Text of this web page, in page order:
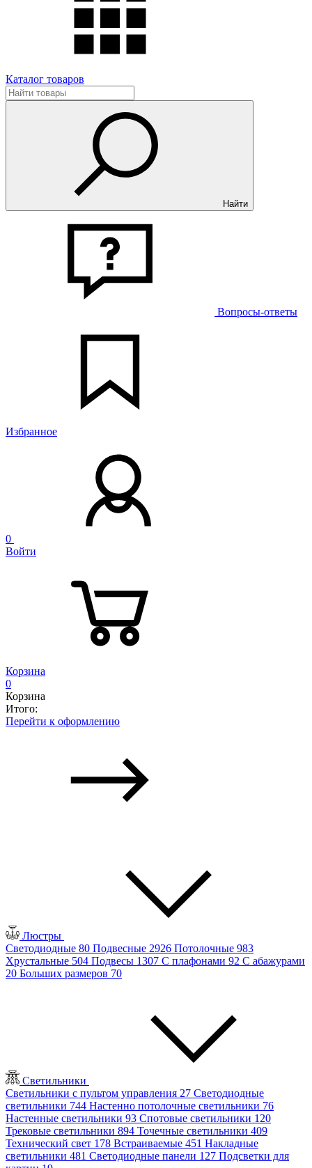
Каталог товаров
Найти
Вопросы-ответы
Избранное
0
Войти
Корзина
0
Корзина
Итого:
Перейти к оформлению
Люстры
Светодиодные 80 Подвесные 2926 Потолочные 983
Хрустальные 504 Подвесы 1307 С плафонами 92 С абажурами
20 Больших размеров 70
Светильники
Светильники с пультом управления 27 Светодиодные
светильники 744 Настенно потолочные светильники 76
Настенные светильники 93 Спотовые светильники 120
Трековые светильники 894 Точечные светильники 409
Технический свет 178 Встраиваемые 451 Накладные
светильники 481 Светодиодные панели 127 Подсветки для